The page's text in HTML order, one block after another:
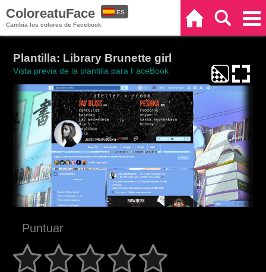
ColoreatuFace
Cambia los colores de Facebook
ES
Plantilla: Library Brunette girl
Vista previa de la plantilla para FaceBook
Puntuar